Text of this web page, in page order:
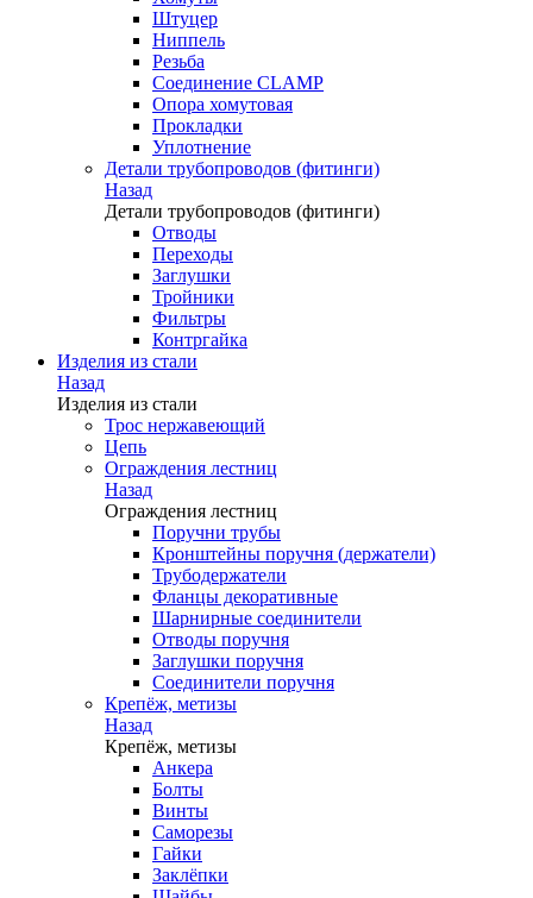
Штуцер
Ниппель
Резьба
Соединение CLAMP
Опора хомутовая
Прокладки
Уплотнение
Детали трубопроводов (фитинги)
Назад
Детали трубопроводов (фитинги)
Отводы
Переходы
Заглушки
Тройники
Фильтры
Контргайка
Изделия из стали
Назад
Изделия из стали
Трос нержавеющий
Цепь
Ограждения лестниц
Назад
Ограждения лестниц
Поручни трубы
Кронштейны поручня (держатели)
Трубодержатели
Фланцы декоративные
Шарнирные соединители
Отводы поручня
Заглушки поручня
Соединители поручня
Крепёж, метизы
Назад
Крепёж, метизы
Анкера
Болты
Винты
Саморезы
Гайки
Заклёпки